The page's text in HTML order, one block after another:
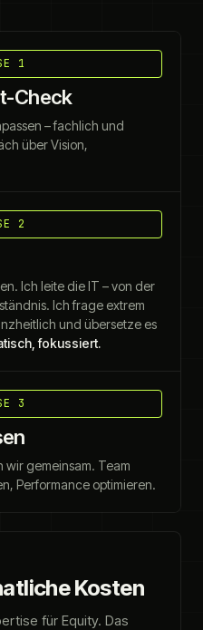
1
Check
– fachlich und
über Vision,
2
Ich leite die IT – von der
Ich frage extrem
und übersetze es
fokussiert.
3
wir gemeinsam. Team
Performance optimieren.
Kosten
für Equity. Das